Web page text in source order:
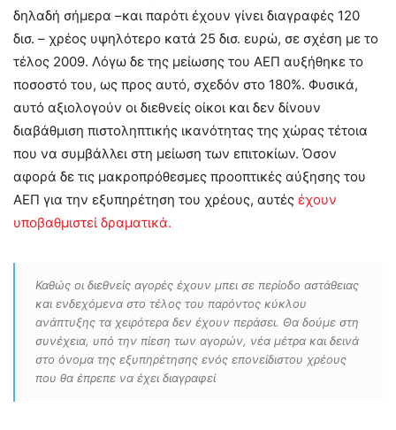
δηλαδή σήμερα –και παρότι έχουν γίνει διαγραφές 120
δισ. – χρέος υψηλότερο κατά 25 δισ. ευρώ, σε σχέση με το
τέλος 2009. Λόγω δε της μείωσης του ΑΕΠ αυξήθηκε το
ποσοστό του, ως προς αυτό, σχεδόν στο 180%. Φυσικά,
αυτό αξιολογούν οι διεθνείς οίκοι και δεν δίνουν
διαβάθμιση πιστοληπτικής ικανότητας της χώρας τέτοια
που να συμβάλλει στη μείωση των επιτοκίων. Όσον
αφορά δε τις μακροπρόθεσμες προοπτικές αύξησης του
ΑΕΠ για την εξυπηρέτηση του χρέους, αυτές έχουν
υποβαθμιστεί δραματικά.
Καθώς οι διεθνείς αγορές έχουν μπει σε περίοδο αστάθειας
και ενδεχόμενα στο τέλος του παρόντος κύκλου
ανάπτυξης τα χειρότερα δεν έχουν περάσει. Θα δούμε στη
συνέχεια, υπό την πίεση των αγορών, νέα μέτρα και δεινά
στο όνομα της εξυπηρέτησης ενός επονείδιστου χρέους
που θα έπρεπε να έχει διαγραφεί